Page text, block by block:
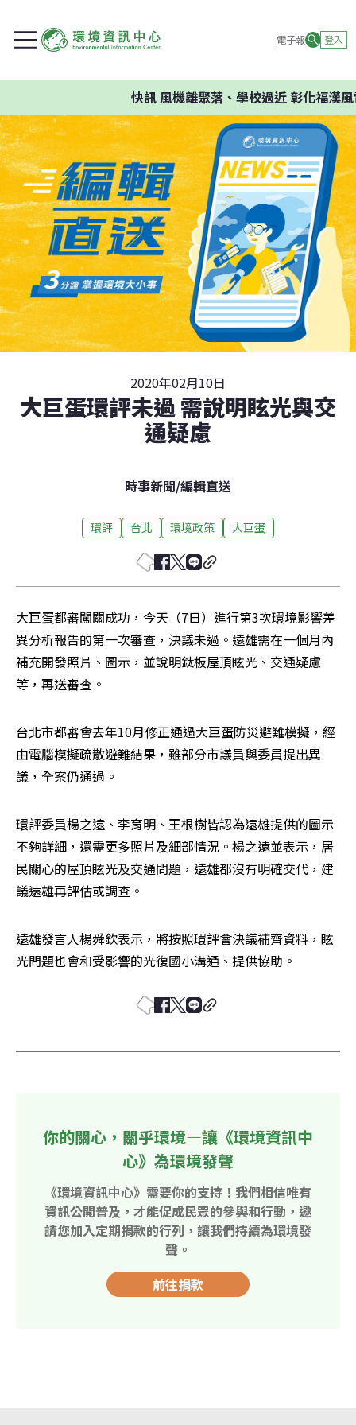
電子報 登入
快訊風機離聚落、學校過近 彰化福漢風
2020年02月10日
大巨蛋環評未過 需說明眩光與交
通疑慮
時事新聞/編輯直送
環評 台北 環境政策 大巨蛋
大巨蛋都審闖關成功，今天（7日）進行第3次環境影響差
異分析報告的第一次審查，決議未過。遠雄需在一個月內
補充開發照片、圖示，並說明鈦板屋頂眩光、交通疑慮
等，再送審查。
台北市都審會去年10月修正通過大巨蛋防災避難模擬，經
由電腦模擬疏散避難結果，雖部分市議員與委員提出異
議，全案仍通過。
環評委員楊之遠、李育明、王根樹皆認為遠雄提供的圖示
不夠詳細，還需更多照片及細部情況。楊之遠並表示，居
民關心的屋頂眩光及交通問題，遠雄都沒有明確交代，建
議遠雄再評估或調查。
遠雄發言人楊舜欽表示，將按照環評會決議補齊資料，眩
光問題也會和受影響的光復國小溝通、提供協助。
你的關心，關乎環境—讓《環境資訊中
心》為環境發聲
《環境資訊中心》需要你的支持！我們相信唯有
資訊公開普及，才能促成民眾的參與和行動，邀
請您加入定期捐款的行列，讓我們持續為環境發
聲。
前往捐款